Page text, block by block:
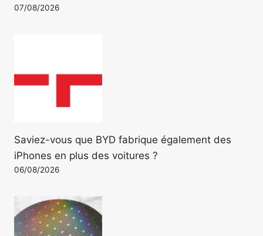
07/08/2026
Saviez-vous que BYD fabrique également des
iPhones en plus des voitures ?
06/08/2026